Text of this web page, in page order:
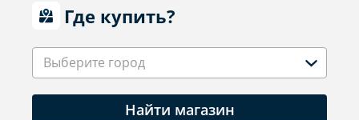
Где купить?
Выберите город
Найти магазин